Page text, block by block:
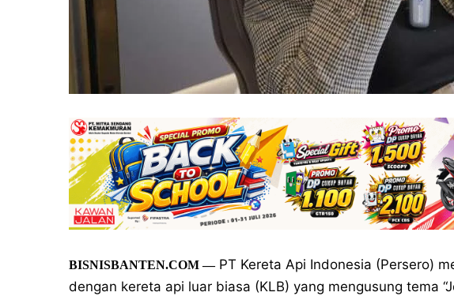
BISNISBANTEN.COM —PT Kereta Api Indonesia (Persero)
dengan kereta api luar biasa (KLB) yang mengusung tema